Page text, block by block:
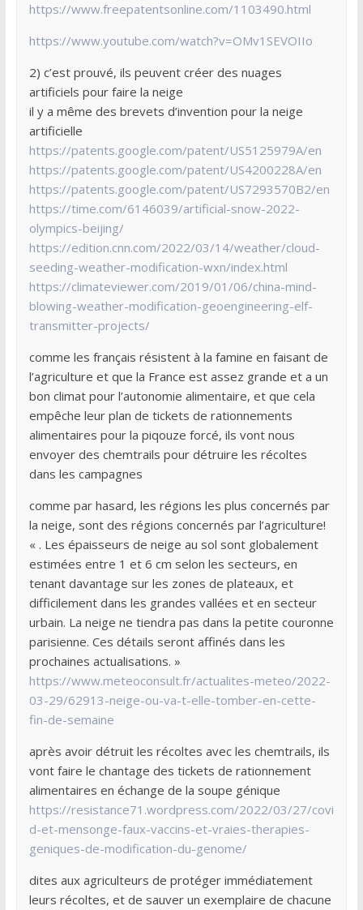
https://www.freepatentsonline.com/1103490.html
https://www.youtube.com/watch?v=OMv1SEVOIIo
2) c’est prouvé, ils peuvent créer des nuages
artificiels pour faire la neige
il y a même des brevets d’invention pour la neige
artificielle
https://patents.google.com/patent/US5125979A/en
https://patents.google.com/patent/US4200228A/en
https://patents.google.com/patent/US7293570B2/en
https://time.com/6146039/artificial-snow-2022-
olympics-beijing/
https://edition.cnn.com/2022/03/14/weather/cloud-
seeding-weather-modification-wxn/index.html
https://climateviewer.com/2019/01/06/china-mind-
blowing-weather-modification-geoengineering-elf-
transmitter-projects/
comme les français résistent à la famine en faisant de
l’agriculture et que la France est assez grande et a un
bon climat pour l’autonomie alimentaire, et que cela
empêche leur plan de tickets de rationnements
alimentaires pour la piqouze forcé, ils vont nous
envoyer des chemtrails pour détruire les récoltes
dans les campagnes
comme par hasard, les régions les plus concernés par
la neige, sont des régions concernés par l’agriculture!
« . Les épaisseurs de neige au sol sont globalement
estimées entre 1 et 6 cm selon les secteurs, en
tenant davantage sur les zones de plateaux, et
difficilement dans les grandes vallées et en secteur
urbain. La neige ne tiendra pas dans la petite couronne
parisienne. Ces détails seront affinés dans les
prochaines actualisations. »
https://www.meteoconsult.fr/actualites-meteo/2022-
03-29/62913-neige-ou-va-t-elle-tomber-en-cette-
fin-de-semaine
après avoir détruit les récoltes avec les chemtrails, ils
vont faire le chantage des tickets de rationnement
alimentaires en échange de la soupe génique
https://resistance71.wordpress.com/2022/03/27/covi
d-et-mensonge-faux-vaccins-et-vraies-therapies-
geniques-de-modification-du-genome/
dites aux agriculteurs de protéger immédiatement
leurs récoltes, et de sauver un exemplaire de chacune